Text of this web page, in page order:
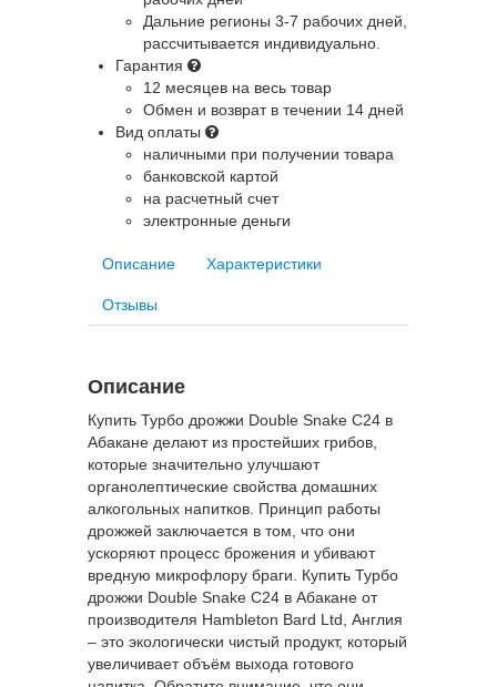
Дальние регионы 3-7 рабочих дней,
рассчитывается индивидуально.
Гарантия
12 месяцев на весь товар
Обмен и возврат в течении 14 дней
Вид оплаты
наличными при получении товара
банковской картой
на расчетный счет
электронные деньги
Описание Характеристики
Отзывы
Описание
Купить Турбо дрожжи Double Snake C24 в
Абакане делают из простейших грибов,
которые значительно улучшают
органолептические свойства домашних
алкогольных напитков. Принцип работы
дрожжей заключается в том, что они
ускоряют процесс брожения и убивают
вредную микрофлору браги. Купить Турбо
дрожжи Double Snake C24 в Абакане от
производителя Hambleton Bard Ltd, Англия
– это экологически чистый продукт, который
увеличивает объём выхода готового